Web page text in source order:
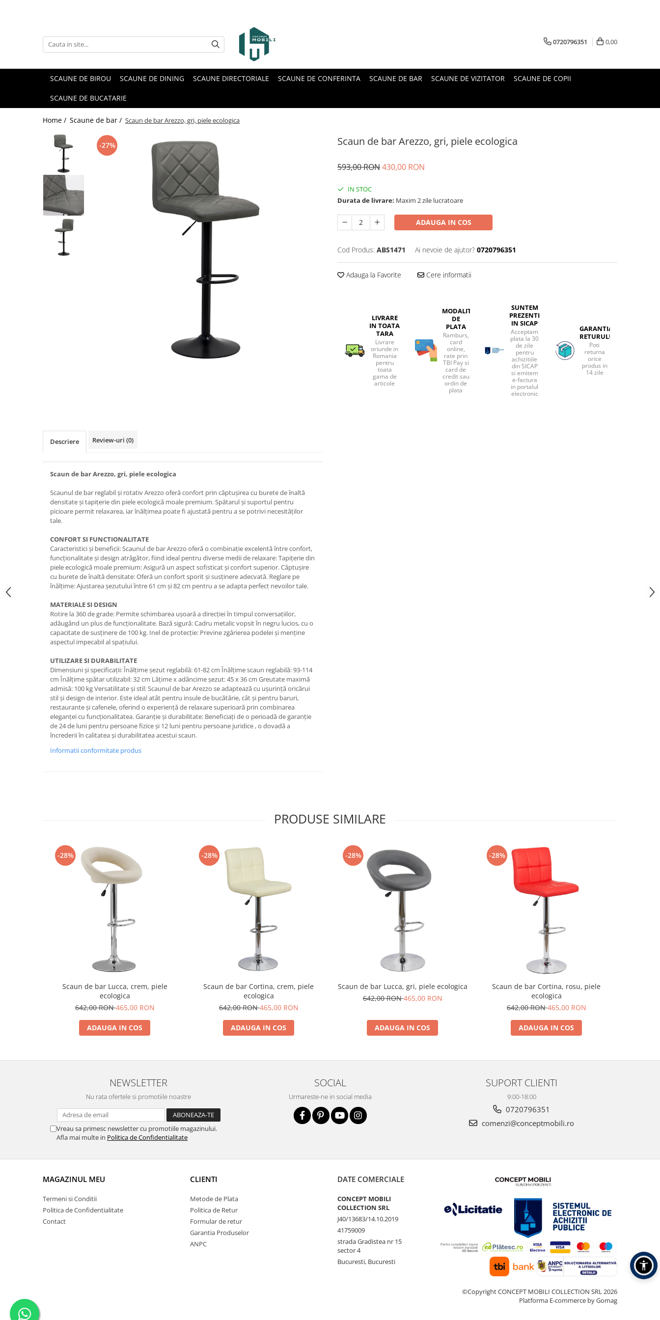
0720796351 0,00
SCAUNE DE BIROU SCAUNE DE DINING SCAUNE DIRECTORIALE SCAUNE DE CONFERINTA SCAUNE DE BAR SCAUNE DE VIZITATOR SCAUNE DE COPII
SCAUNE DE BUCATARIE
Home / Scaune de bar / Scaun de bar Arezzo, gri, piele ecologica
Scaun de bar Arezzo, gri, piele ecologica
-27%
593,00 RON430,00 RON
IN STOC
Durata de livrare: Maxim 2 zile lucratoare
ADAUGA IN COS
Cod Produs: ABS1471 Ai nevoie de ajutor? 0720796351
Adauga la Favorite Cere informatii
LIVRARE
IN TOATA
TARA
Livrare
oriunde in
Romania
pentru
toata
gama de
articole
MODALITATI
DE
PLATA
Ramburs,
card
online,
rate prin
TBI Pay si
card de
credit sau
ordin de
plata
SUNTEM
PREZENTI
IN SICAP
Acceptam
plata la 30
de zile
pentru
achizitiile
din SICAP
si emitem
e-factura
in portalul
electronic
GARANTIA
RETURULUI
Poti
returna
orice
produs in
14 zile
Descriere Review-uri (0)
Scaun de bar Arezzo, gri, piele ecologica
Scaunul de bar reglabil și rotativ Arezzo oferă confort prin căptușirea cu burete de înaltă
densitate și tapițerie din piele ecologică moale premium. Spătarul și suportul pentru
picioare permit relaxarea, iar înălțimea poate fi ajustată pentru a se potrivi necesităților
tale.
CONFORT SI FUNCTIONALITATE
Caracteristici și beneficii: Scaunul de bar Arezzo oferă o combinație excelentă între confort,
funcționalitate și design atrăgător, fiind ideal pentru diverse medii de relaxare: Tapițerie din
piele ecologică moale premium: Asigură un aspect sofisticat și confort superior. Căptușire
cu burete de înaltă densitate: Oferă un confort sporit și susținere adecvată. Reglare pe
înălțime: Ajustarea șezutului între 61 cm și 82 cm pentru a se adapta perfect nevoilor tale.
MATERIALE SI DESIGN
Rotire la 360 de grade: Permite schimbarea ușoară a direcției în timpul conversațiilor,
adăugând un plus de funcționalitate. Bază sigură: Cadru metalic vopsit în negru lucios, cu o
capacitate de susținere de 100 kg. Inel de protecție: Previne zgârierea podelei și menține
aspectul impecabil al spațiului.
UTILIZARE SI DURABILITATE
Dimensiuni și specificații: Înălțime șezut reglabilă: 61-82 cm Înălțime scaun reglabilă: 93-114
cm Înălțime spătar utilizabil: 32 cm Lățime x adâncime șezut: 45 x 36 cm Greutate maximă
admisă: 100 kg Versatilitate și stil: Scaunul de bar Arezzo se adaptează cu ușurință oricărui
stil și design de interior. Este ideal atât pentru insule de bucătărie, cât și pentru baruri,
restaurante și cafenele, oferind o experiență de relaxare superioară prin combinarea
eleganței cu funcționalitatea. Garanție și durabilitate: Beneficiați de o perioadă de garanție
de 24 de luni pentru persoane fizice și 12 luni pentru persoane juridice , o dovadă a
încrederii în calitatea și durabilitatea acestui scaun.
Informatii conformitate produs
PRODUSE SIMILARE
-28%
Scaun de bar Lucca, crem, piele
ecologica
642,00 RON465,00 RON
ADAUGA IN COS
-28%
Scaun de bar Cortina, crem, piele
ecologica
642,00 RON465,00 RON
ADAUGA IN COS
-28%
Scaun de bar Lucca, gri, piele ecologica
642,00 RON465,00 RON
ADAUGA IN COS
-28%
Scaun de bar Cortina, rosu, piele
ecologica
642,00 RON465,00 RON
ADAUGA IN COS
NEWSLETTER
Nu rata ofertele si promotiile noastre
Vreau sa primesc newsletter cu promotiile magazinului.
Afla mai multe in Politica de Confidentialitate
SOCIAL
Urmareste-ne in social media
SUPORT CLIENTI
9:00-18:00
0720796351
comenzi@conceptmobili.ro
MAGAZINUL MEU
Termeni si Conditii
Politica de Confidentialitate
Contact
CLIENTI
Metode de Plata
Politica de Retur
Formular de retur
Garantia Produselor
ANPC
DATE COMERCIALE
CONCEPT MOBILI
COLLECTION SRL
J40/13683/14.10.2019
41759009
strada Gradistea nr 15
sector 4
Bucuresti, Bucuresti
©Copyright CONCEPT MOBILI COLLECTION SRL 2026
Platforma E-commerce by Gomag